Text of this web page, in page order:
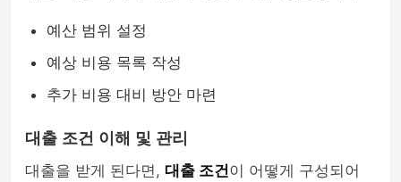
예산 범위 설정
예상 비용 목록 작성
추가 비용 대비 방안 마련
대출 조건 이해 및 관리
대출을 받게 된다면, 대출 조건이 어떻게 구성되어